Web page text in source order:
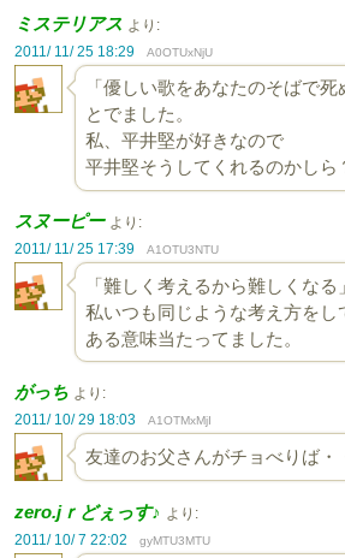
ミステリアス より:
2011/ 11/ 25 18:29
A0OTUxNjU
「優しい歌をあなたのそばで死
とでました。
私、平井堅が好きなので
平井堅そうしてくれるのかしら
スヌーピー より:
2011/ 11/ 25 17:39
A1OTU3NTU
「難しく考えるから難しくなる
私いつも同じような考え方をし
ある意味当たってました。
がっち より:
2011/ 10/ 29 18:03
A1OTMxMjI
友達のお父さんがチョべりば・
zero.jｒどぇっす♪ より:
2011/ 10/ 7 22:02
gyMTU3MTU